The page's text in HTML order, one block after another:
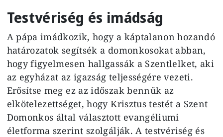
Testvériség és imádság
A pápa imádkozik, hogy a káptalanon hozandó
határozatok segítsék a domonkosokat abban,
hogy figyelmesen hallgassák a Szentlelket, aki
az egyházat az igazság teljességére vezeti.
Erősítse meg ez az időszak bennük az
elkötelezettséget, hogy Krisztus testét a Szent
Domonkos által választott evangéliumi
életforma szerint szolgálják. A testvériség és